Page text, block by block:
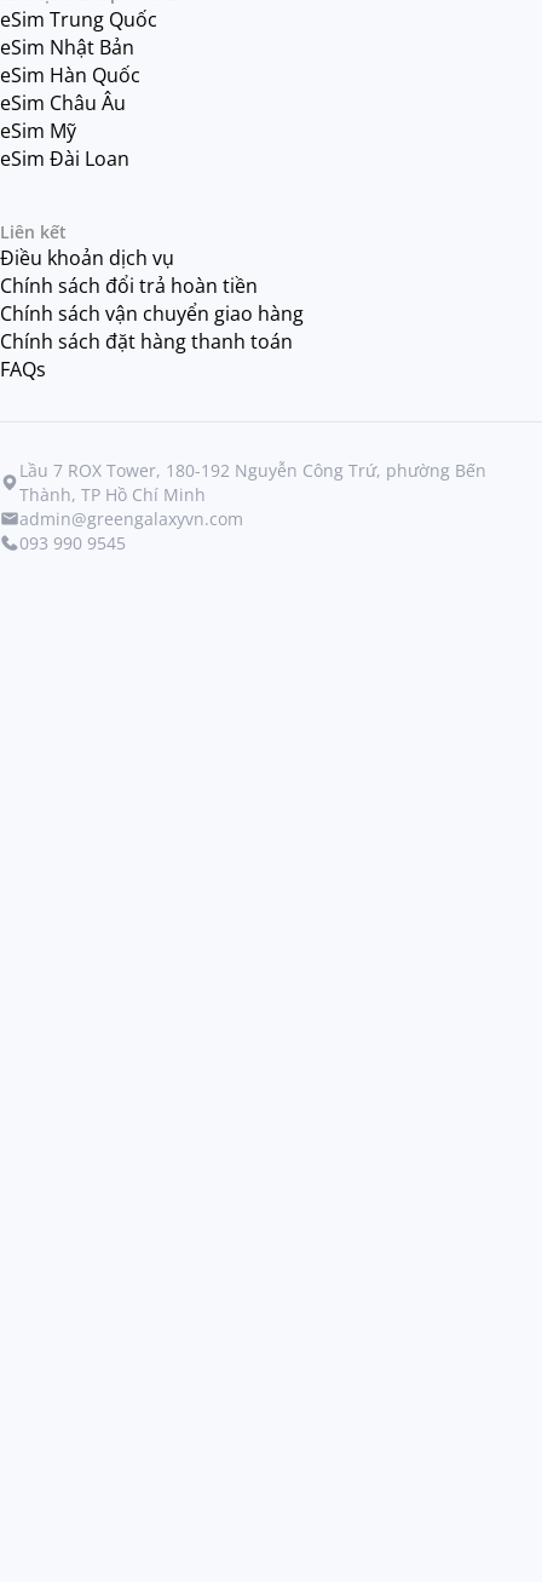
eSim Trung Quốc
eSim Nhật Bản
eSim Hàn Quốc
eSim Châu Âu
eSim Mỹ
eSim Đài Loan
Liên kết
Điều khoản dịch vụ
Chính sách đổi trả hoàn tiền
Chính sách vận chuyển giao hàng
Chính sách đặt hàng thanh toán
FAQs
Lầu 7 ROX Tower, 180-192 Nguyễn Công Trứ, phường Bến
Thành, TP Hồ Chí Minh
admin@greengalaxyvn.com
093 990 9545